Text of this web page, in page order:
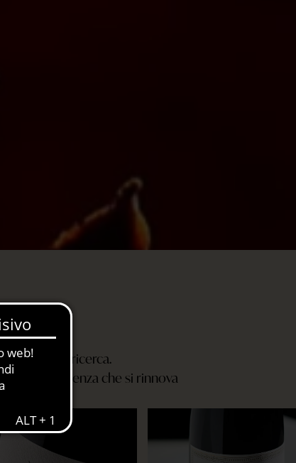
e la nostra ricerca.
di un’eccellenza che si rinnova